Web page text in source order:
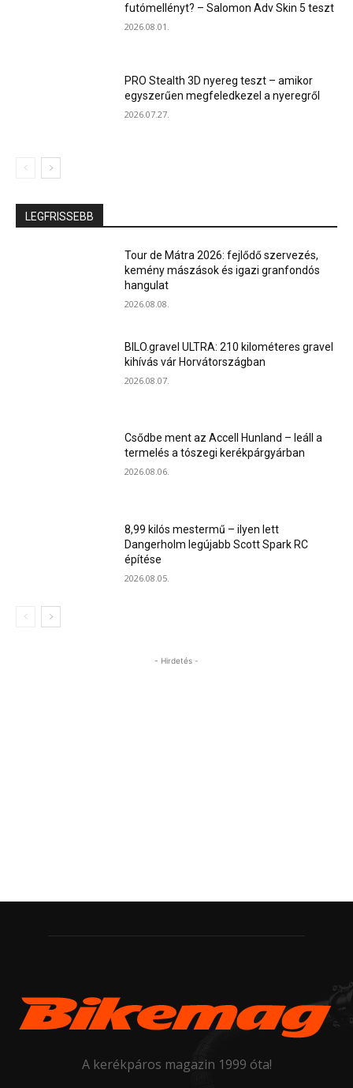
futómellényt? – Salomon Adv Skin 5 teszt
2026.08.01.
PRO Stealth 3D nyereg teszt – amikor
egyszerűen megfeledkezel a nyeregről
2026.07.27.
LEGFRISSEBB
Tour de Mátra 2026: fejlődő szervezés,
kemény mászások és igazi granfondós
hangulat
2026.08.08.
BILO.gravel ULTRA: 210 kilométeres gravel
kihívás vár Horvátországban
2026.08.07.
Csődbe ment az Accell Hunland – leáll a
termelés a tószegi kerékpárgyárban
2026.08.06.
8,99 kilós mestermű – ilyen lett
Dangerholm legújabb Scott Spark RC
építése
2026.08.05.
- Hirdetés -
A kerékpáros magazin 1999 óta!